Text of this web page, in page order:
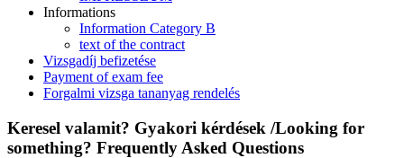
Informations
Information Category B
text of the contract
Vizsgadíj befizetése
Payment of exam fee
Forgalmi vizsga tananyag rendelés
Keresel valamit? Gyakori kérdések /Looking for
something? Frequently Asked Questions